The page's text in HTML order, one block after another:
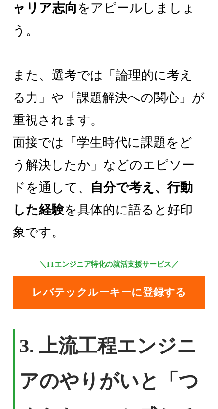
ャリア志向 をアピールしましょ
う。
また、選考では「論理的に考え
る力」や「課題解決への関心」が
重視されます。
面接では「学生時代に課題をど
う解決したか」などのエピソー
ドを通して、 自分で考え、行動
した経験を具体的に語ると好印
象です。
＼ITエンジニア特化の就活支援サービス／
レバテックルーキーに登録する
3. 上流工程エンジニ
アのやりがいと「つ